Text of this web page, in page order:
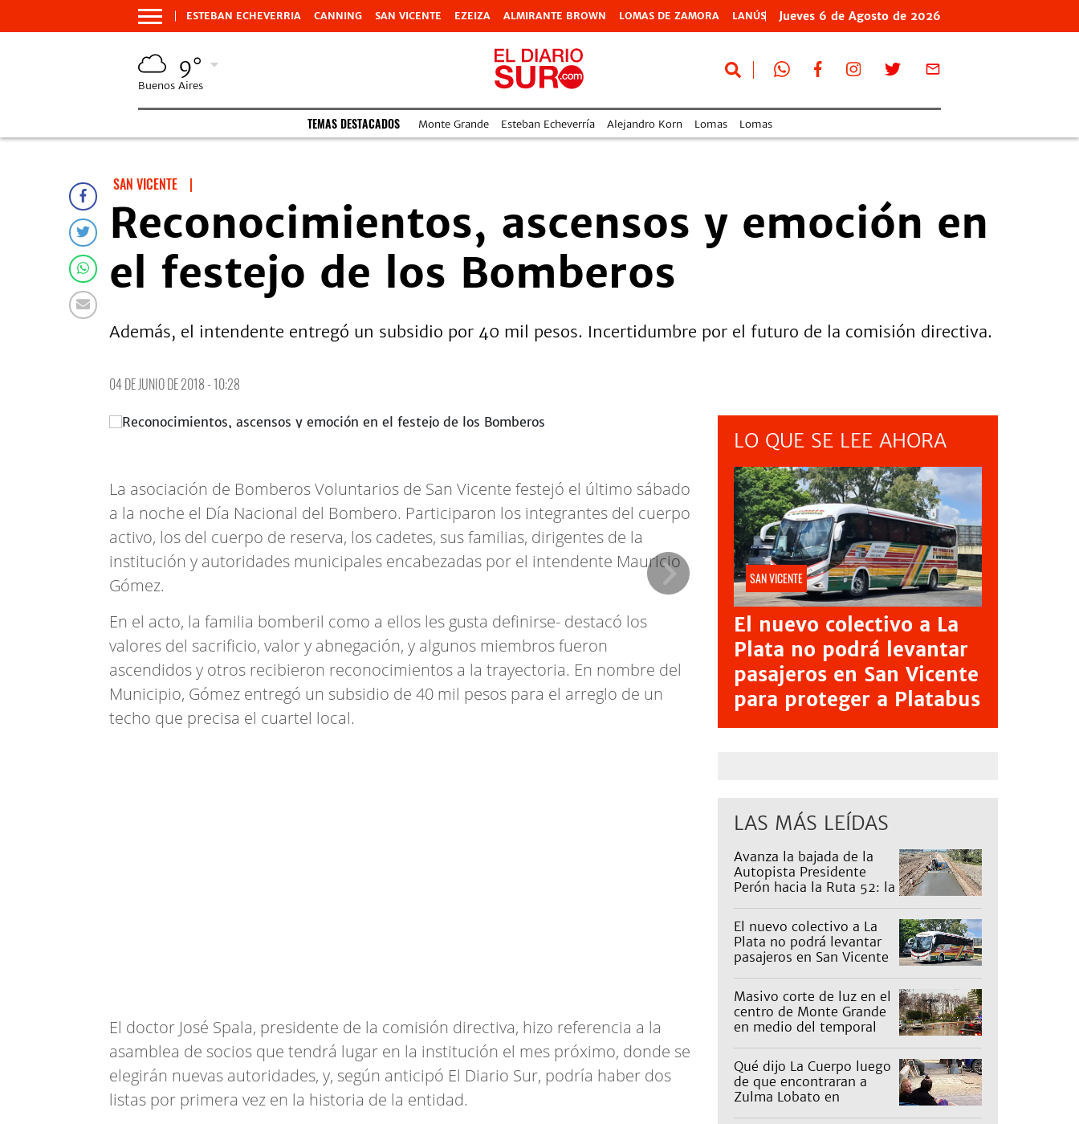
ESTEBAN ECHEVERRIA CANNING SAN VICENTE EZEIZA ALMIRANTE BROWN LOMAS DE ZAMORA LANÚS Jueves 6 de Agosto de 2026
9°
Buenos Aires
TEMAS DESTACADOS Monte Grande Esteban Echeverría Alejandro Korn Lomas Lomas
SAN VICENTE |
Reconocimientos, ascensos y emoción en
el festejo de los Bomberos
Además, el intendente entregó un subsidio por 40 mil pesos. Incertidumbre por el futuro de la comisión directiva.
04 DE JUNIO DE 2018 - 10:28
La asociación de Bomberos Voluntarios de San Vicente festejó el último sábado
a la noche el Día Nacional del Bombero. Participaron los integrantes del cuerpo
activo, los del cuerpo de reserva, los cadetes, sus familias, dirigentes de la
institución y autoridades municipales encabezadas por el intendente Mauricio
Gómez.
En el acto, la familia bomberil como a ellos les gusta definirse- destacó los
valores del sacrificio, valor y abnegación, y algunos miembros fueron
ascendidos y otros recibieron reconocimientos a la trayectoria. En nombre del
Municipio, Gómez entregó un subsidio de 40 mil pesos para el arreglo de un
techo que precisa el cuartel local.
El doctor José Spala, presidente de la comisión directiva, hizo referencia a la
asamblea de socios que tendrá lugar en la institución el mes próximo, donde se
elegirán nuevas autoridades, y, según anticipó El Diario Sur, podría haber dos
listas por primera vez en la historia de la entidad.
LO QUE SE LEE AHORA
SAN VICENTE
El nuevo colectivo a La
Plata no podrá levantar
pasajeros en San Vicente
para proteger a Platabus
LAS MÁS LEÍDAS
Avanza la bajada de la
Autopista Presidente
Perón hacia la Ruta 52: la
El nuevo colectivo a La
Plata no podrá levantar
pasajeros en San Vicente
Masivo corte de luz en el
centro de Monte Grande
en medio del temporal
Qué dijo La Cuerpo luego
de que encontraran a
Zulma Lobato en